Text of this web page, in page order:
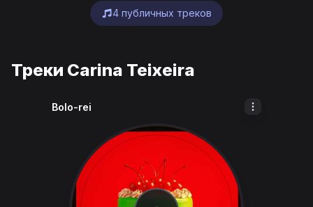
4 публичных треков
Треки Carina Teixeira
Bolo-rei